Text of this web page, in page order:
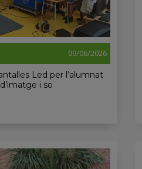
09/06/2026
Led per l’alumnat
i so